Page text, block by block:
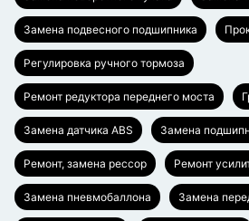
Замена подвесного подшипника
Регулировка ручного тормоза
Ремонт редуктора переднего моста
Замена датчика ABS Замена
Ремонт, замена рессор Ремонт
Замена пневмобаллона Замена